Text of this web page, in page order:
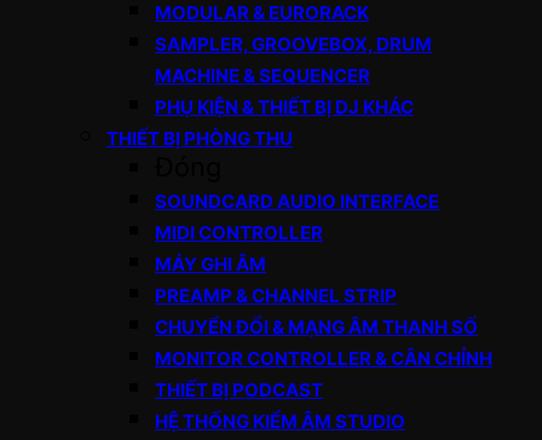
MODULAR & EURORACK
SAMPLER, GROOVEBOX, DRUM
MACHINE & SEQUENCER
PHỤ KIỆN & THIẾT BỊ DJ KHÁC
THIẾT BỊ PHÒNG THU
SOUNDCARD AUDIO INTERFACE
MIDI CONTROLLER
MÁY GHI ÂM
PREAMP & CHANNEL STRIP
CHUYỂN ĐỔI & MẠNG ÂM THANH SỐ
MONITOR CONTROLLER & CÂN CHỈNH
THIẾT BỊ PODCAST
HỆ THỐNG KIỂM ÂM STUDIO